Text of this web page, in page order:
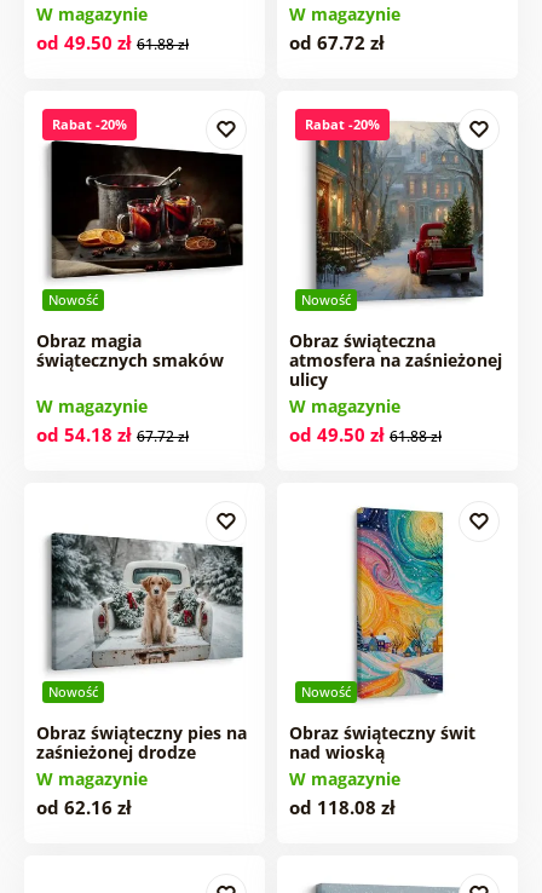
W magazynie
od 49.50 zł 61.88 zł
W magazynie
od 67.72 zł
Nowość
Rabat -20%
Obraz magia
świątecznych smaków
W magazynie
od 54.18 zł 67.72 zł
Nowość
Rabat -20%
Obraz świąteczna
atmosfera na zaśnieżonej
ulicy
W magazynie
od 49.50 zł 61.88 zł
Nowość
Obraz świąteczny pies na
zaśnieżonej drodze
W magazynie
od 62.16 zł
Nowość
Obraz świąteczny świt
nad wioską
W magazynie
od 118.08 zł